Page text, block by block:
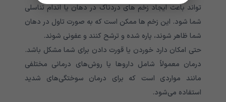
تواند باعث ایجاد زخم های دردناک در دهان یا اندام تناسلی
شما شود. این زخم ها ممکن است که به صورت تاول در دهان
شما ظاهر شوند، پاره شده و ترشح کنند و عفونی شوند.
حتی امکان دارد خوردن یا قورت دادن برای شما مشکل باشد.
درمان معمولاً شامل داروها یا روش‌های درمانی مختلفی
مانند مواردی است که برای درمان سوختگی‌های شدید
استفاده می‌شود.